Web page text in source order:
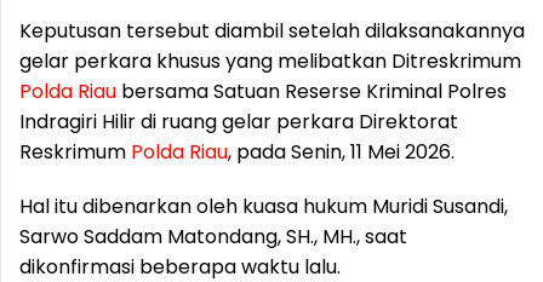
Keputusan tersebut diambil setelah dilaksanakannya
gelar perkara khusus yang melibatkan Ditreskrimum
Polda Riau bersama Satuan Reserse Kriminal Polres
Indragiri Hilir di ruang gelar perkara Direktorat
Reskrimum Polda Riau, pada Senin, 11 Mei 2026.
Hal itu dibenarkan oleh kuasa hukum Muridi Susandi,
Sarwo Saddam Matondang, SH., MH., saat
dikonfirmasi beberapa waktu lalu.